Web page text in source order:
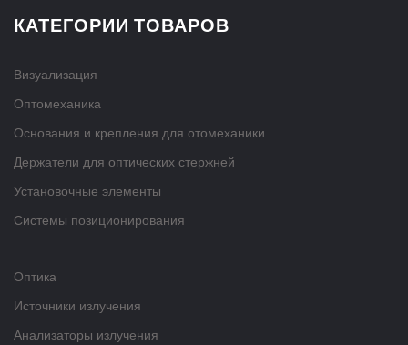
КАТЕГОРИИ ТОВАРОВ
Визуализация
Оптомеханика
Основания и крепления для отомеханики
Держатели для оптических стержней
Установочные элементы
Системы позиционирования
Оптика
Источники излучения
Анализаторы излучения